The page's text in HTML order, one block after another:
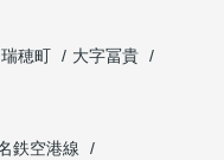
瑞穂町
大字冨貴
鉄空港線